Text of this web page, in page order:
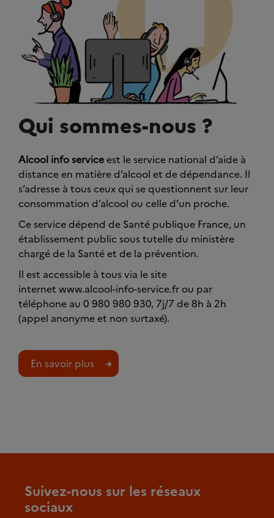
Qui sommes-nous ?
Alcool info service est le service national d’aide à
distance en matière d’alcool et de dépendance. Il
s’adresse à tous ceux qui se questionnent sur leur
consommation d’alcool ou celle d’un proche.
Ce service dépend de Santé publique France, un
établissement public sous tutelle du ministère
chargé de la Santé et de la prévention.
Il est accessible à tous via le site
internet www.alcool-info-service.fr ou par
téléphone au 0 980 980 930, 7j/7 de 8h à 2h
(appel anonyme et non surtaxé).
En savoir plus
Suivez-nous sur les réseaux
sociaux